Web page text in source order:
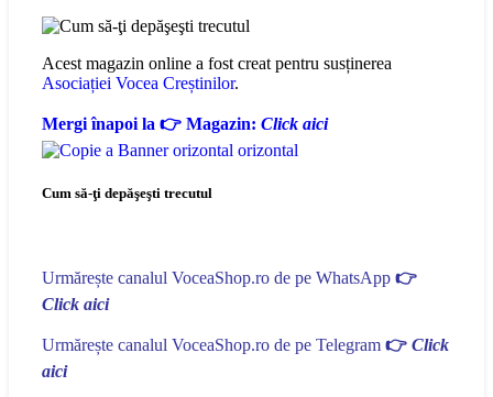
Acest magazin online a fost creat pentru susținerea
Asociației Vocea Creștinilor.
Mergi înapoi la 👉 Magazin: Click aici
Cum să-ţi depăşeşti trecutul
Urmărește canalul VoceaShop.ro de pe WhatsApp 👉
Click aici
Urmărește canalul VoceaShop.ro de pe Telegram 👉 Click
aici